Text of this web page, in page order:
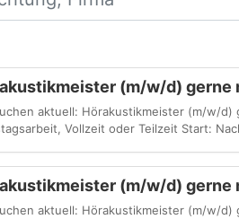
(m/w/d) gerne
aktuell: Hörakustikmeister (m/w/d)
Vollzeit oder Teilzeit Start:
(m/w/d) gerne
aktuell: Hörakustikmeister (m/w/d)